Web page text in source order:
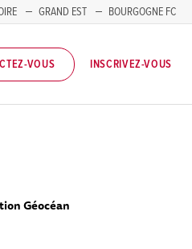
GRAND EST
BOURGOGNE FC
VOUS INSCRIVEZ-VOUS
Géocéan